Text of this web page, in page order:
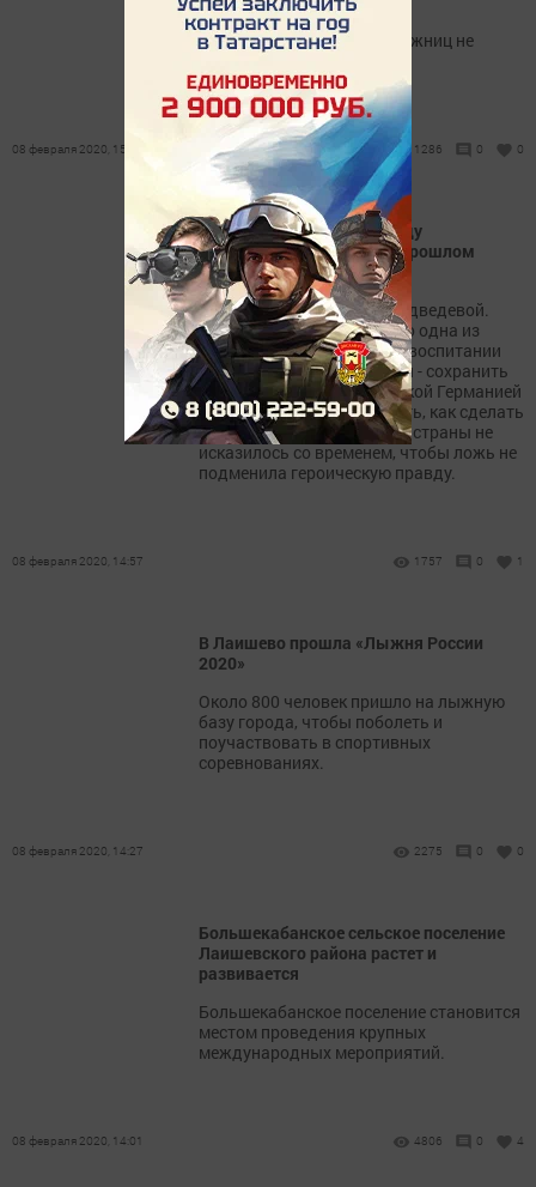
Многочисленный старт лыжниц не
обошелся без курьеза.
08 февраля 2020, 15:24 1286 0 0
Как сохранить связь между
поколениями и память о прошлом
страны
Фото и и видео Вазиры Медведевой.
Пожалуй, в наше время это одна из
наиболее важных задач в воспитании
подрастающего поколения - сохранить
память о войне с фашистской Германией
1941-1945 г.г. Как ее решить, как сделать
так, чтобы прошлое нашей страны не
исказилось со временем, чтобы ложь не
подменила героическую правду.
08 февраля 2020, 14:57 1757 0 1
В Лаишево прошла «Лыжня России
2020»
Около 800 человек пришло на лыжную
базу города, чтобы поболеть и
поучаствовать в спортивных
соревнованиях.
08 февраля 2020, 14:27 2275 0 0
Большекабанское сельское поселение
Лаишевского района растет и
развивается
Большекабанское поселение становится
местом проведения крупных
международных мероприятий.
08 февраля 2020, 14:01 4806 0 4